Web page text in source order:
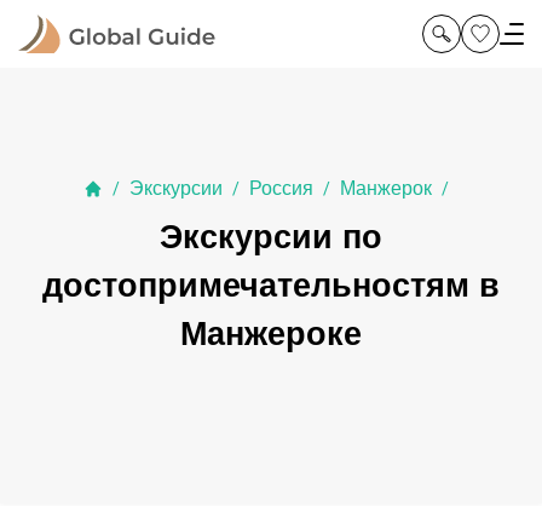
/ Экскурсии / Россия / Манжерок /
Экскурсии по
достопримечательностям в
Манжероке